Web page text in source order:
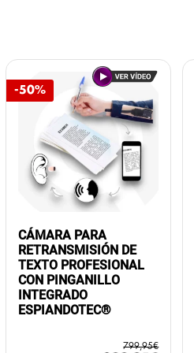
-50%
CÁMARA PARA
RETRANSMISIÓN DE
TEXTO PROFESIONAL
CON PINGANILLO
INTEGRADO
ESPIANDOTEC®
799,95€